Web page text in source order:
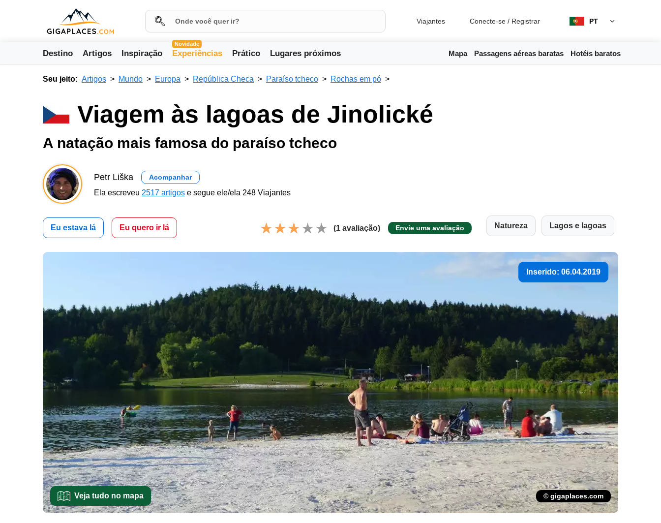
Viajantes Conecte-se / Registrar PT
Destino Artigos Inspiração
Novidade
Experiências Prático Lugares próximos Mapa Passagens aéreas baratas Hotéis baratos
Seu jeito: Artigos Mundo Europa República Checa Paraíso tcheco Rochas em pó
Viagem às lagoas de Jinolické
A natação mais famosa do paraíso tcheco
Petr Liška Acompanhar
Ela escreveu 2517 artigos e segue ele/ela 248 Viajantes
Eu estava lá Eu quero ir lá (1 avaliação) Envie uma avaliação Natureza Lagos e lagoas
Inserido: 06.04.2019
Veja tudo no mapa © gigaplaces.com